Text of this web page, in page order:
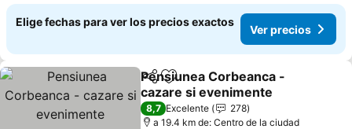
Elige fechas para ver los precios exactos
Ver precios
CompartirAgregar a favoritos
Pensiunea Corbeanca -
cazare si evenimente
Ver precios
8,7 Excelente
278
a 19.4 km de: Centro de la ciudad